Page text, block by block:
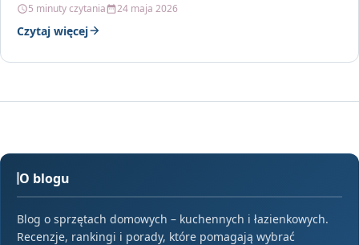
5 minuty czytania 24 maja 2026
Czytaj więcej
O blogu
Blog o sprzętach domowych – kuchennych i łazienkowych.
Recenzje, rankingi i porady, które pomagają wybrać